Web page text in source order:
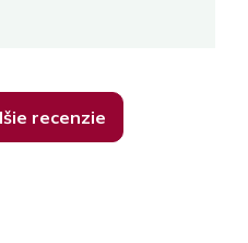
recenzie